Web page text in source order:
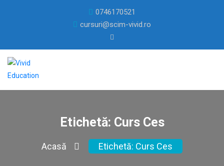
0746170521
cursuri@scim-vivid.ro
Etichetă: Curs Ces
Acasă Etichetă: Curs Ces